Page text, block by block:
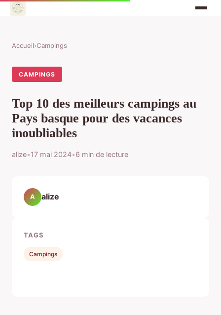
Accueil›Campings
CAMPINGS
Top 10 des meilleurs campings au
Pays basque pour des vacances
inoubliables
alize•17 mai 2024•6 min de lecture
A alize
TAGS
Campings